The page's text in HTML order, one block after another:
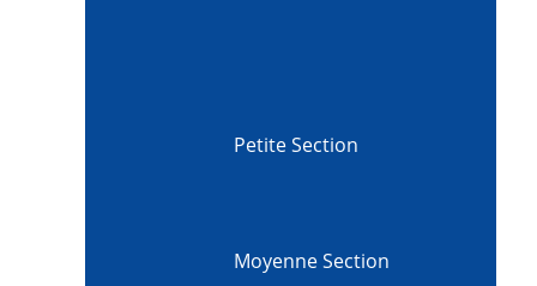
Petite Section
Moyenne Section